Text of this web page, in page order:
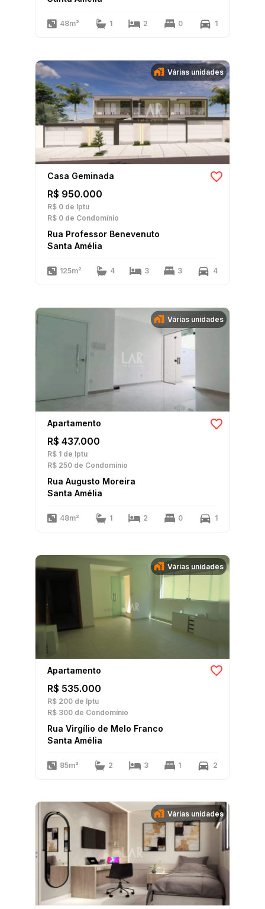
48m² 1 2 0 1
Várias unidades
Casa Geminada
R$ 950.000
R$ 0 de Iptu
R$ 0 de Condomínio
Rua Professor Benevenuto
Santa Amélia
125m² 4 3 3 4
Várias unidades
Apartamento
R$ 437.000
R$ 1 de Iptu
R$ 250 de Condomínio
Rua Augusto Moreira
Santa Amélia
48m² 1 2 0 1
Várias unidades
Apartamento
R$ 535.000
R$ 200 de Iptu
R$ 300 de Condomínio
Rua Virgílio de Melo Franco
Santa Amélia
85m² 2 3 1 2
Várias unidades